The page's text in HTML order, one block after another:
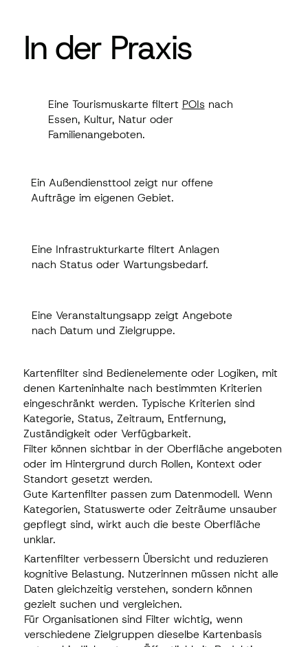
In der Praxis
Eine Tourismuskarte filtertPOIsnach Essen,
Kultur, Natur oder Familienangeboten.
Aufträge im eigenen Gebiet.
Eine Infrastrukturkarte filtert Anlagen nach
Status oder Wartungsbedarf.
Eine Veranstaltungsapp zeigt Angebote
nach Datum und Zielgruppe.
In der Praxis
Eine Tourismuskarte filtert POIs nach
Essen, Kultur, Natur oder
Familienangeboten.
Ein Außendiensttool zeigt nur offene
Aufträge im eigenen Gebiet.
Eine Infrastrukturkarte filtert Anlagen
nach Status oder Wartungsbedarf.
Eine Veranstaltungsapp zeigt Angebote
nach Datum und Zielgruppe.
Kartenfilter sind Bedienelemente oder Logiken, mit
denen Karteninhalte nach bestimmten Kriterien
eingeschränkt werden. Typische Kriterien sind
Kategorie, Status, Zeitraum, Entfernung,
Zuständigkeit oder Verfügbarkeit.
Filter können sichtbar in der Oberfläche angeboten
oder im Hintergrund durch Rollen, Kontext oder
Standort gesetzt werden.
Gute Kartenfilter passen zum Datenmodell. Wenn
Kategorien, Statuswerte oder Zeiträume unsauber
gepflegt sind, wirkt auch die beste Oberfläche
unklar.
Kartenfilter verbessern Übersicht und reduzieren
kognitive Belastung. Nutzerinnen müssen nicht alle
Daten gleichzeitig verstehen, sondern können
gezielt suchen und vergleichen.
Für Organisationen sind Filter wichtig, wenn
verschiedene Zielgruppen dieselbe Kartenbasis